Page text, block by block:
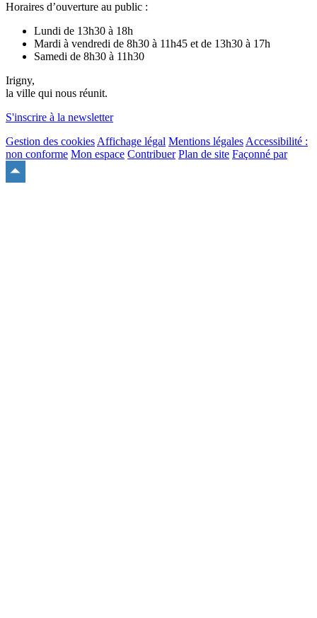
Horaires d’ouverture au public :
Lundi de 13h30 à 18h
Mardi à vendredi de 8h30 à 11h45 et de 13h30 à 17h
Samedi de 8h30 à 11h30
Irigny,
la ville qui nous réunit.
S'inscrire à la newsletter
Gestion des cookies Affichage légal Mentions légales Accessibilité :
non conforme Mon espace Contribuer Plan de site Façonné par